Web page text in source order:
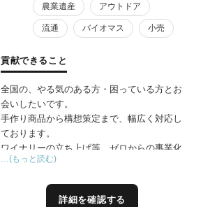
農業遺産 アウトドア
流通 バイオマス 小売
貢献できること
全国の、やる気のある方・困っている方とお
会いしたいです。
手作り商品から構想策定まで、幅広く対応し
ております。
ワイナリーの立ち上げ等、ゼロからの事業化
経験がありますので、地域資源の活用・連携
地域の想い、民間の利益、行政の使命——地
…(もっと読む)
詳細を確認する